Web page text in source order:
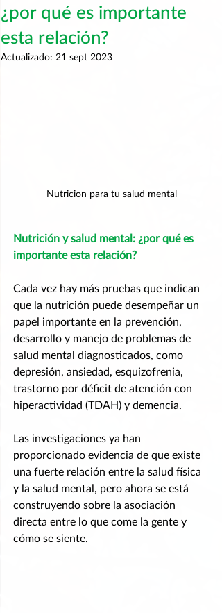
¿por qué es importante
esta relación?
Actualizado: 21 sept 2023
Nutricion para tu salud mental
Nutrición y salud mental: ¿por qué es
importante esta relación?
Cada vez hay más pruebas que indican
que la nutrición puede desempeñar un
papel importante en la prevención,
desarrollo y manejo de problemas de
salud mental diagnosticados, como
depresión, ansiedad, esquizofrenia,
trastorno por déficit de atención con
hiperactividad (TDAH) y demencia.
Las investigaciones ya han
proporcionado evidencia de que existe
una fuerte relación entre la salud física
y la salud mental, pero ahora se está
construyendo sobre la asociación
directa entre lo que come la gente y
cómo se siente.